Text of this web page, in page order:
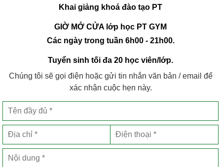
Khai giảng khoá đào tạo PT
GIỜ MỞ CỬA lớp học PT GYM
Các ngày trong tuần 6h00 - 21h00.
Tuyển sinh tối đa 20 học viên/lớp.
Chúng tôi sẽ gọi điện hoặc gửi tin nhắn văn bản / email để
xác nhận cuộc hẹn này.